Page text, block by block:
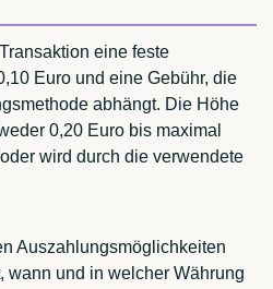
eine feste
Euro und eine Gebühr, die
abhängt. Die Höhe
0,20 Euro bis maximal
wird durch die verwendete
Auszahlungsmöglichkeiten
wann und in welcher Währung